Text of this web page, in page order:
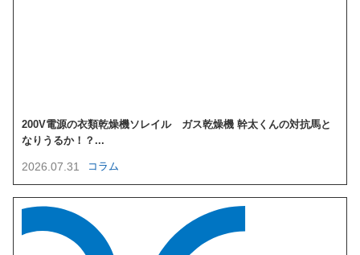
200V電源の衣類乾燥機ソレイル ガス乾燥機 幹太くんの対抗馬と
なりうるか！？...
2026.07.31 コラム